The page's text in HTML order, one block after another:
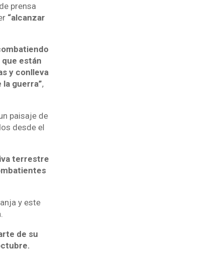
prensa
“alcanzar
están
y conlleva
guerra”,
paisaje de
desde el
terrestre
y este
de su